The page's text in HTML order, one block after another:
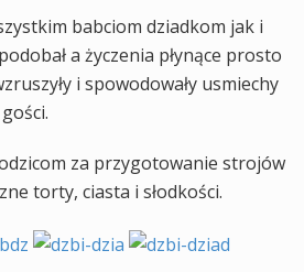
babciom dziadkom jak i
a życzenia płynące prosto
i spowodowały usmiechy
za przygotowanie strojów
torty, ciasta i słodkości.